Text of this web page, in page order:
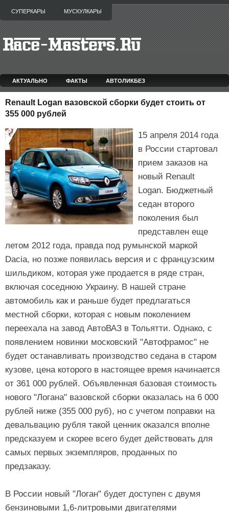
СУПЕРКАРЫ МУСКУЛКАРЫ
АКТУАЛЬНО ФАКТЫ АВТОЛИКБЕЗ
Renault Logan вазовской сборки будет стоить от
355 000 рублей
15 апреля 2014 года
в России стартовал
прием заказов на
новый Renault
Logan. Бюджетный
седан второго
поколения был
представлен еще
летом 2012 года, правда под румынской маркой
Dacia, но позже появилась версия и с французским
шильдиком, которая уже продается в ряде стран,
включая соседнюю Украину. В нашей стране
автомобиль как и раньше будет предлагаться
местной сборки, которая с новым поколением
переехала на завод АвтоВАЗ в Тольятти. Однако, с
появлением новинки московский "Автофрамос" не
будет останавливать производство седана в старом
кузове, цена которого в настоящее время начинается
от 361 000 рублей. Объявленная базовая стоимость
нового "Логана" вазовской сборки оказалась на 6 000
рублей ниже (355 000 руб), но с учетом поправки на
девальвацию рубля такой ценник оказался вполне
предсказуем и скорее всего будет действовать для
самых первых экземпляров, проданных по
предзаказу.
В России новый "Логан" будет доступен с двумя
бензиновыми 1,6-литровыми двигателями